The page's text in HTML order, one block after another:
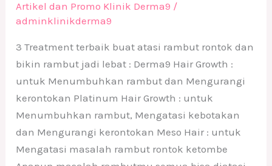
Artikel dan Promo Klinik Derma9 /
adminklinikderma9
3 Treatment terbaik buat atasi rambut rontok dan
bikin rambut jadi lebat : Derma9 Hair Growth :
untuk Menumbuhkan rambut dan Mengurangi
kerontokan Platinum Hair Growth : untuk
Menumbuhkan rambut, Mengatasi kebotakan
dan Mengurangi kerontokan Meso Hair : untuk
Mengatasi masalah rambut rontok ketombe